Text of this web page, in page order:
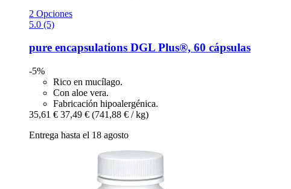
2 Opciones
5.0 (5)
pure encapsulations DGL Plus®, 60 cápsulas
-5%
Rico en mucílago.
Con aloe vera.
Fabricación hipoalergénica.
35,61 € 37,49 € (741,88 € / kg)
Entrega hasta el 18 agosto